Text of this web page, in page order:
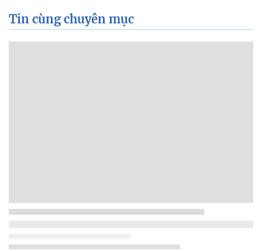
Tin cùng chuyên mục